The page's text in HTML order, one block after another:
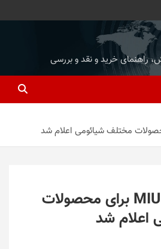
راهنمای خرید و نقد و بررسی
زمان عرضه MIUI 12 برای محصولات
اعلام شد